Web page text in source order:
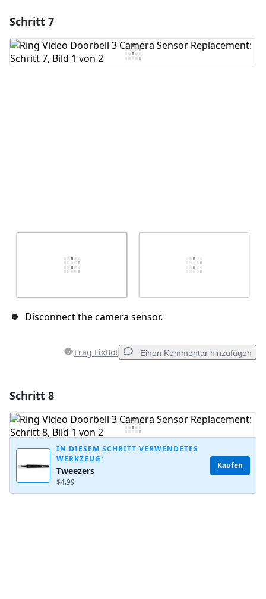
Schritt 7
Disconnect the camera sensor.
Frag FixBot Einen Kommentar hinzufügen
Kommentar hinzufügen
Kommentieren
Schritt 8
IN DIESEM SCHRITT VERWENDETES
WERKZEUG:
Tweezers
$4.99
Kaufen